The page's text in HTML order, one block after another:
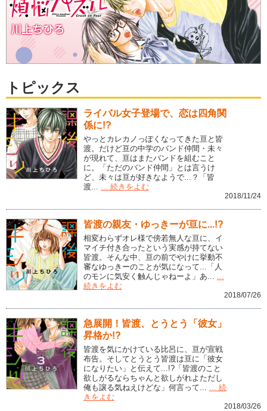
トピックス
ライバル女子登場で、恋は四角関
係に!?
やっとカレカノっぽくなってきた亘と皆
渡。だけど亘の中学のバンド仲間・未々
が現れて、亘はまたバンドを組むこと
に。「ただのバンド仲間」とは言うけ
ど、未々は亘が好きなようで...？「皆
渡...
... 続きをよむ
2018/11/24
皆渡の親友・ゆっきーが亘に...!?
相変わらずオレ様で傍若無人な亘に、イ
マイチ付き合ったという実感が持てない
皆渡。そんな中、亘の前でやけに挙動不
審なゆっきーのことが気になって...「人
のモンに気安く触んじゃねーよ」あ...
続きをよむ
2018/07/26
急展開！皆渡、とうとう「彼女」
昇格か!?
皆渡を気にかけている比呂に、亘が宣戦
布告。そしてとうとう皆渡は亘に「彼女
になりたい」と伝えて...!?「皆渡のこと
欲しがるならちゃんと欲しがれよただし
俺も譲る気ねえけどな」何言って...
... 続
きをよむ
2018/03/26